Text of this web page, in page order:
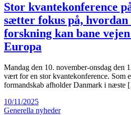
Stor kvantekonference
sætter fokus på, hvordan
forskning kan bane
Europa
Mandag den 10. november-onsdag den
vært for en stor kvantekonference. Som
formandskab afholder Danmark i
10/11/2025
Generella nyheder